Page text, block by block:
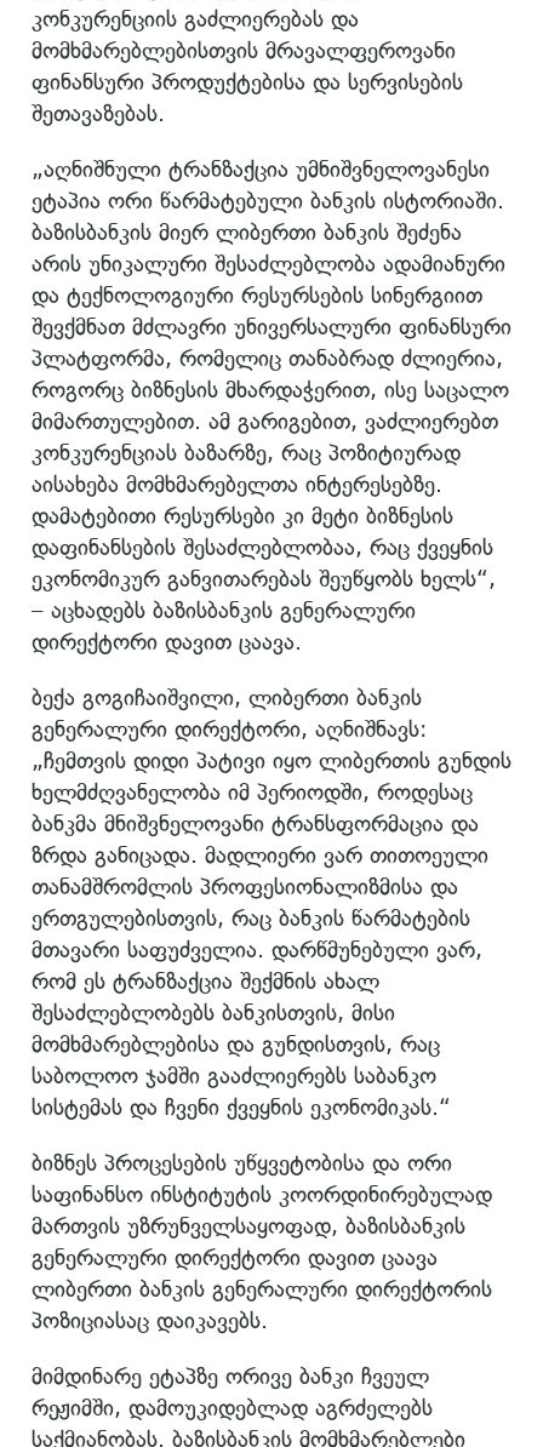
კონკურენციის გაძლიერებას და
მომხმარებლებისთვის მრავალფეროვანი
ფინანსური პროდუქტებისა და სერვისების
შეთავაზებას.
„აღნიშნული ტრანზაქცია უმნიშვნელოვანესი
ეტაპია ორი წარმატებული ბანკის ისტორიაში.
ბაზისბანკის მიერ ლიბერთი ბანკის შეძენა
არის უნიკალური შესაძლებლობა ადამიანური
და ტექნოლოგიური რესურსების სინერგიით
შევქმნათ მძლავრი უნივერსალური ფინანსური
პლატფორმა, რომელიც თანაბრად ძლიერია,
როგორც ბიზნესის მხარდაჭერით, ისე საცალო
მიმართულებით. ამ გარიგებით, ვაძლიერებთ
კონკურენციას ბაზარზე, რაც პოზიტიურად
აისახება მომხმარებელთა ინტერესებზე.
დამატებითი რესურსები კი მეტი ბიზნესის
დაფინანსების შესაძლებლობაა, რაც ქვეყნის
ეკონომიკურ განვითარებას შეუწყობს ხელს“,
– აცხადებს ბაზისბანკის გენერალური
დირექტორი დავით ცაავა.
ბექა გოგიჩაიშვილი, ლიბერთი ბანკის
გენერალური დირექტორი, აღნიშნავს:
„ჩემთვის დიდი პატივი იყო ლიბერთის გუნდის
ხელმძღვანელობა იმ პერიოდში, როდესაც
ბანკმა მნიშვნელოვანი ტრანსფორმაცია და
ზრდა განიცადა. მადლიერი ვარ თითოეული
თანამშრომლის პროფესიონალიზმისა და
ერთგულებისთვის, რაც ბანკის წარმატების
მთავარი საფუძველია. დარწმუნებული ვარ,
რომ ეს ტრანზაქცია შექმნის ახალ
შესაძლებლობებს ბანკისთვის, მისი
მომხმარებლებისა და გუნდისთვის, რაც
საბოლოო ჯამში გააძლიერებს საბანკო
სისტემას და ჩვენი ქვეყნის ეკონომიკას.“
ბიზნეს პროცესების უწყვეტობისა და ორი
საფინანსო ინსტიტუტის კოორდინირებულად
მართვის უზრუნველსაყოფად, ბაზისბანკის
გენერალური დირექტორი დავით ცაავა
ლიბერთი ბანკის გენერალური დირექტორის
პოზიციასაც დაიკავებს.
მიმდინარე ეტაპზე ორივე ბანკი ჩვეულ
რეჟიმში, დამოუკიდებლად აგრძელებს
საქმიანობას. ბაზისბანკის მომხმარებლები